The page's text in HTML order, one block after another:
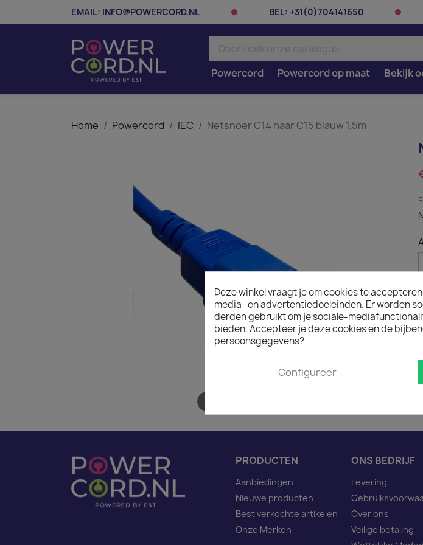
EMAIL: INFO@POWERCORD.NL BEL: +31(0)704141650
Powercord Powercord op maat Bekijk
Home Powercord IEC Netsnoer C14 naar C15 blauw 1,5m
PRODUCTEN
Aanbiedingen
Nieuwe producten
Best verkochte artikelen
Onze Merken
ONS BEDRIJF
Levering
Over ons
Veilige betaling
Deze winkel vraagt je om cookies te
media- en advertentiedoeleinden. Er worden
derden gebruikt om je sociale-
bieden. Accepteer je deze cookies en de
persoonsgegevens?
Configureer